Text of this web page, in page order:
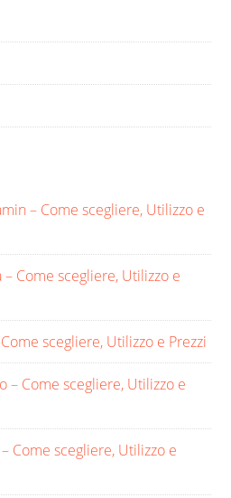
– Come scegliere, Utilizzo e
Come scegliere, Utilizzo e
scegliere, Utilizzo e Prezzi
– Come scegliere, Utilizzo e
Come scegliere, Utilizzo e